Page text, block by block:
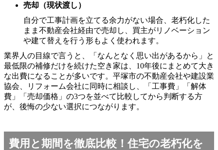
売却（現状渡し）
自分で工事計画を立てる余力がない場合、老朽化した
まま不動産会社経由で売却し、買主がリノベーション
や建て替えを行う形もよく使われます。
業界人の目線で言うと、「なんとなく思い出があるから」と
最低限の補修だけを続けた空き家は、10年後にまとめて大き
な出費になることが多いです。平塚市の不動産会社や建設業
協会、リフォーム会社に同時に相談し、「工事費」「解体
費」「売却価格」の3つを並べて比較してから判断する方
が、後悔の少ない選択につながります。
費用と期間を徹底比較！住宅の老朽化を